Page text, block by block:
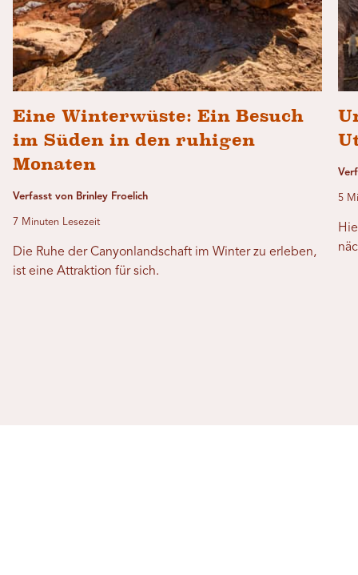
Eine Winterwüste: Ein Besuch
im Süden in den ruhigen
Monaten
Verfasst von Brinley Froelich
7 Minuten Lesezeit
Die Ruhe der Canyonlandschaft im Winter zu erleben,
ist eine Attraktion für sich.
5